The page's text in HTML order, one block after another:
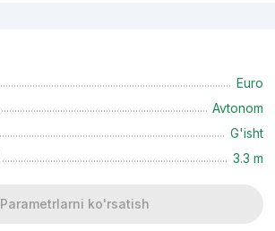
Euro
Avtonom
G'isht
3.3 m
Parametrlarni ko'rsatish